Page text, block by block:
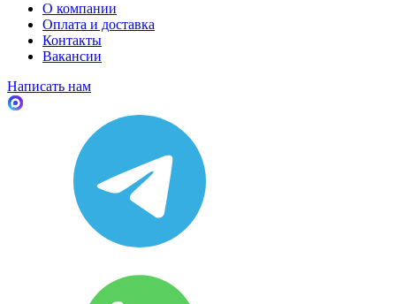
О компании
Оплата и доставка
Контакты
Вакансии
Написать нам